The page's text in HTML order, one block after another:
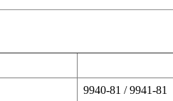
9940-81 / 9941-81